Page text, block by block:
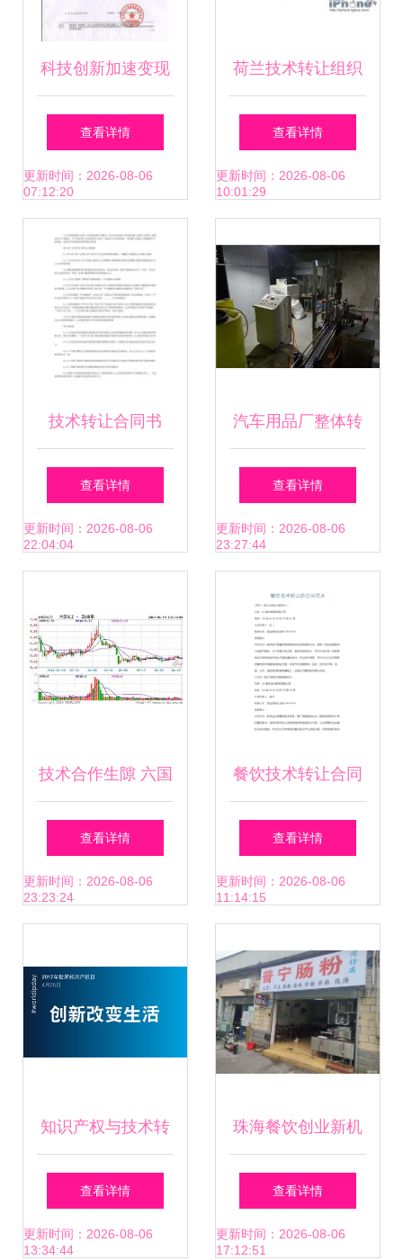
科技创新加速变现
节能环保专利（10
万以下）优选交易
清单揭晓
查看详情
更新时间：2026-08-06
07:12:20
荷兰技术转让组织
助力iPhone软件开
发者突破技术壁垒
查看详情
更新时间：2026-08-06
10:01:29
技术转让合同书
（存储技术版）范
本模板
查看详情
更新时间：2026-08-06
22:04:04
汽车用品厂整体转
让 技术与设备全面
接盘
查看详情
更新时间：2026-08-06
23:27:44
技术合作生隙 六国
化工知识产权纠纷
背后的契约之殇
查看详情
更新时间：2026-08-06
23:23:24
餐饮技术转让合同
范本
查看详情
更新时间：2026-08-06
11:14:15
知识产权与技术转
让 定义、关联与实
践意义
查看详情
更新时间：2026-08-06
13:34:44
珠海餐饮创业新机
遇 20-50平方米商
铺转让与技术转让
查看详情
更新时间：2026-08-06
17:12:51